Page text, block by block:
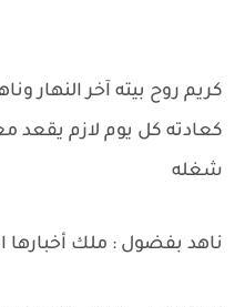
كريم روح بيته آخر النهار
كعادته كل يوم لازم يقعد
شغله
ناهد بفضول : ملك